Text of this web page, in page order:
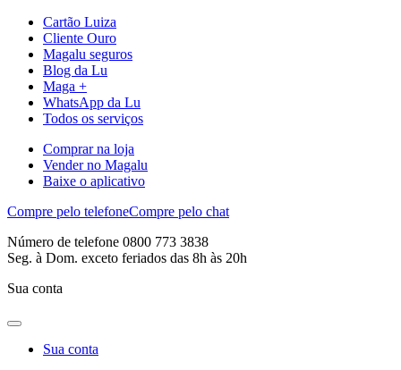
Cartão Luiza
Cliente Ouro
Magalu seguros
Blog da Lu
Maga +
WhatsApp da Lu
Todos os serviços
Comprar na loja
Vender no Magalu
Baixe o aplicativo
Compre pelo telefoneCompre pelo chat
Número de telefone 0800 773 3838
Seg. à Dom. exceto feriados das 8h às 20h
Sua conta
Sua conta